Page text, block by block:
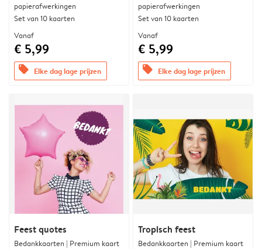
papierafwerkingen
Set van 10 kaarten
Vanaf
€ 5,99
offers Elke dag lage prijzen
papierafwerkingen
Set van 10 kaarten
Vanaf
€ 5,99
offers Elke dag lage prijzen
Feest quotes
Bedankkaarten | Premium kaart
Tropisch feest
Bedankkaarten | Premium kaart